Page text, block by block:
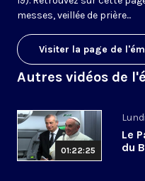
messes, veillée de prière...
Visiter la page de
Autres vidéos de
01:22:25
Le
du